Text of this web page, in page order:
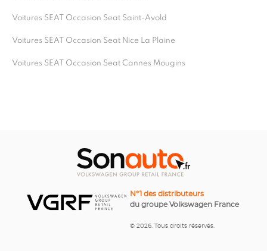
Voitures SEAT Occasion Seat Saint-Avold
Voitures SEAT Occasion Seat Nice La Plaine
Voitures SEAT Occasion Seat Cannes Mougins
N°1 des distributeurs
du groupe Volkswagen France
© 2026. Tous droits réservés.